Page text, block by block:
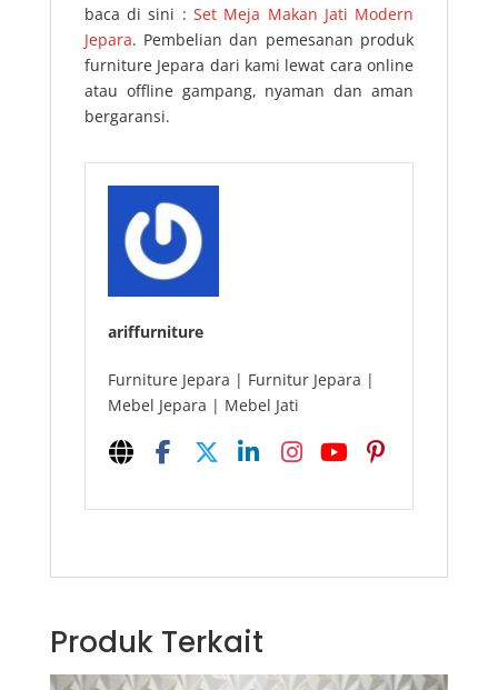
baca di sini : Set Meja Makan Jati Modern
Jepara. Pembelian dan pemesanan produk
furniture Jepara dari kami lewat cara online
atau offline gampang, nyaman dan aman
bergaransi.
ariffurniture
Furniture Jepara | Furnitur Jepara |
Mebel Jepara | Mebel Jati
Produk Terkait